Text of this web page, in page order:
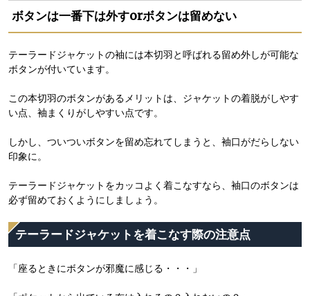
ボタンは一番下は外すorボタンは留めない
テーラードジャケットの袖には本切羽と呼ばれる留め外しが可能な
ボタンが付いています。
この本切羽のボタンがあるメリットは、ジャケットの着脱がしやす
い点、袖まくりがしやすい点です。
しかし、ついついボタンを留め忘れてしまうと、袖口がだらしない
印象に。
テーラードジャケットをカッコよく着こなすなら、袖口のボタンは
必ず留めておくようにしましょう。
テーラードジャケットを着こなす際の注意点
「座るときにボタンが邪魔に感じる・・・」